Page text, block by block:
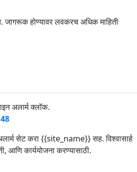
होण्यावर लवकरच अधिक माहिती
अलार्म क्लॉक.
सेट करा {{site_name}} सह. विश्वासार्ह
आणि कार्ययोजना करण्यासाठी.